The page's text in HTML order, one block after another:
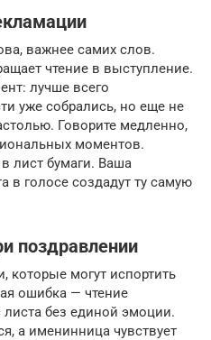
важнее самих слов.
чтение в выступление.
лучше всего
уже собрались, но еще не
Говорите медленно,
моментов.
в лист бумаги. Ваша
в голосе создадут ту самую
поздравлении
которые могут испортить
ошибка — чтение
листа без единой эмоции.
а именинница чувствует